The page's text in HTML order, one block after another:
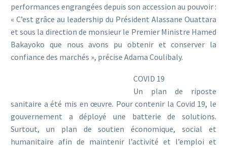
performances engrangées depuis son accession au pouvoir :
« C’est grâce au leadership du Président Alassane Ouattara
et sous la direction de monsieur le Premier Ministre Hamed
Bakayoko que nous avons pu obtenir et conserver la
confiance des marchés », précise Adama Coulibaly.
COVID 19
Un plan de riposte
sanitaire a été mis en œuvre. Pour contenir la Covid 19, le
gouvernement a déployé une batterie de solutions.
Surtout, un plan de soutien économique, social et
humanitaire afin de maintenir l’activité et l’emploi et